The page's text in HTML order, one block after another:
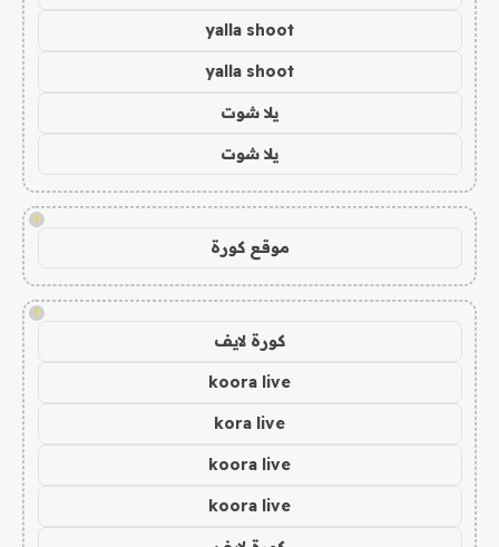
yalla shoot
yalla shoot
يلا شوت
يلا شوت
!
موقع كورة
!
كورة لايف
koora live
kora live
koora live
koora live